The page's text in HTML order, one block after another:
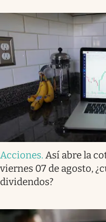
Acciones. Así abre la
viernes 07 de agosto,
dividendos?